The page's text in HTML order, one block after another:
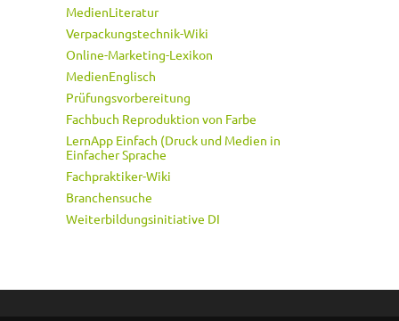
MedienLiteratur
Verpackungstechnik-Wiki
Online-Marketing-Lexikon
MedienEnglisch
Prüfungsvorbereitung
Fachbuch Reproduktion von Farbe
LernApp Einfach (Druck und Medien in
Einfacher Sprache
Fachpraktiker-Wiki
Branchensuche
Weiterbildungsinitiative DI